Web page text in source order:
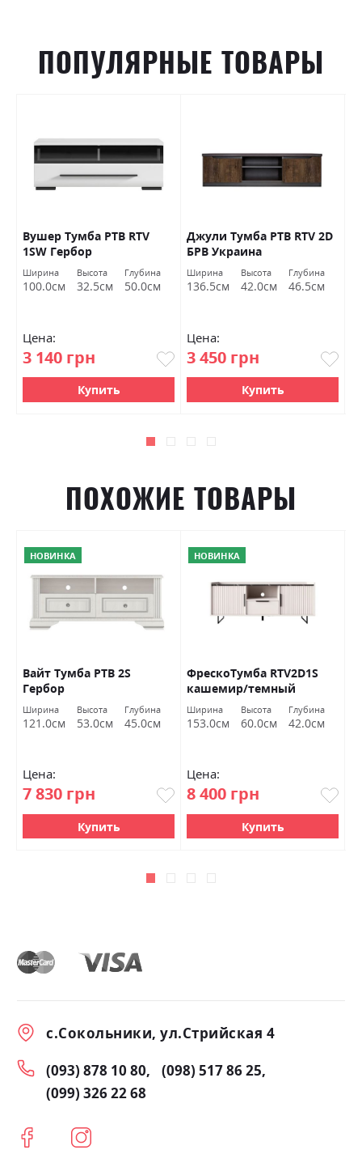
ПОПУЛЯРНЫЕ ТОВАРЫ
Вушер Тумба РТВ RTV
1SW Гербор
Ширина
100.0см
Высота
32.5см
Глубина
50.0см
Цена:
3 140 грн
Купить
Джули Тумба РТВ RTV 2D
БРВ ​​Украина
Ширина
136.5см
Высота
42.0см
Глубина
46.5см
Цена:
3 450 грн
Купить
ПОХОЖИЕ ТОВАРЫ
НОВИНКА
Вайт Тумба РТВ 2S
Гербор
Ширина
121.0см
Высота
53.0см
Глубина
45.0см
Цена:
7 830 грн
Купить
НОВИНКА
ФрескоТумба RTV2D1S
кашемир/темный
мармур БРВ Украина
Ширина
153.0см
Высота
60.0см
Глубина
42.0см
Цена:
8 400 грн
Купить
с.Сокольники, ул.Стрийская 4
(093) 878 10 80
(098) 517 86 25
(099) 326 22 68